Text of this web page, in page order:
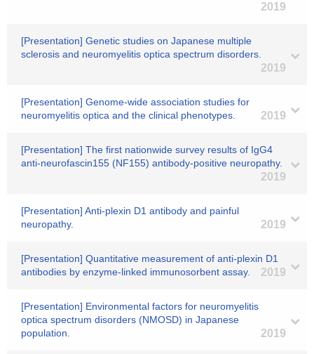
2019
[Presentation] Genetic studies on Japanese multiple
sclerosis and neuromyelitis optica spectrum disorders.
2019
[Presentation] Genome-wide association studies for
neuromyelitis optica and the clinical phenotypes.
2019
[Presentation] The first nationwide survey results of IgG4
anti-neurofascin155 (NF155) antibody-positive neuropathy.
2019
[Presentation] Anti-plexin D1 antibody and painful
neuropathy.
2019
[Presentation] Quantitative measurement of anti-plexin D1
antibodies by enzyme-linked immunosorbent assay.
2019
[Presentation] Environmental factors for neuromyelitis
optica spectrum disorders (NMOSD) in Japanese
population.
2019